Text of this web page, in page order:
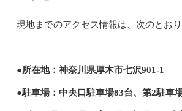
現地までのアクセス情報は、次のとおり
●所在地：神奈川県厚木市七沢901-1
●駐車場：中央口駐車場83台、第2駐車